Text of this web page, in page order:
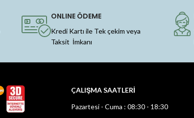
ONLINE ÖDEME
Kredi Kartı ile Tek çekim veya
Taksit İmkanı
ÇALIŞMA SAATLERİ
Pazartesi - Cuma : 08:30 - 18:30